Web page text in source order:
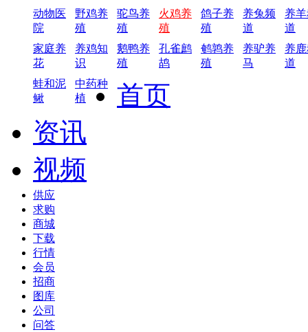
动物医
院
野鸡养
殖
驼鸟养
殖
火鸡养
殖
鸽子养
殖
养兔频
道
养
道
家庭养
花
养鸡知
识
鹅鸭养
殖
孔雀鹧
鸪
鹌鹑养
殖
养驴养
马
养
道
蛙和泥
鳅
中药种
植
首页
资讯
视频
供应
求购
商城
下载
行情
会员
招商
图库
公司
问答